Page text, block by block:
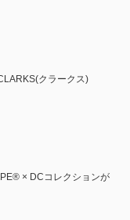
クラークス)
× DCコレクションが